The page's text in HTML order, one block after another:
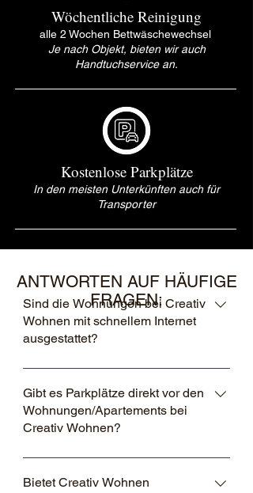
Wöchentliche Reinigung
alle 2 Wochen Bettwäschewechsel
Je nach Objekt, bieten wir auch
Handtuchservice an.
Kostenlose Parkplätze
In den meisten Unterkünften auch für
Transporter
ANTWORTEN AUF HÄUFIGE
FRAGEN:
Sind die Wohnungen bei Creativ
Wohnen mit schnellem Internet
ausgestattet?
Ja, alle unsere möblierten Unterkünfte in
München und Umgebung haben
schnelles WLAN für eine zuverlässige
Internetverbindung, sei es für Arbeit oder
Gibt es Parkplätze direkt vor den
Wohnungen/Apartements bei
Creativ Wohnen?
Ja, bei Creativ Wohnen gibt es
komfortable Parkmöglichkeiten direkt vor
Bietet Creativ Wohnen